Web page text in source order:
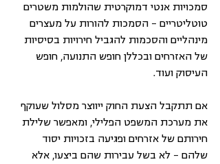
סמכויות אנטי דמוקרטית שהולמות משטרים
טוטליטריים – הסמכות להורות על מעצרים
מינהליים והסכמות להגביל חירויות בסיסיות
של האזרחים ובכללן חופש התנועה, חופש
העיסוק ועוד.
אם תתקבל הצעת החוק ייווצר מסלול שעוקף
את מערכת המשפט הפלילי, ומאפשר שלילת
חירותם של אזרחים ופגיעה בזכויות יסוד
שלהם – לא בשל עבירות שהם ביצעו, אלא